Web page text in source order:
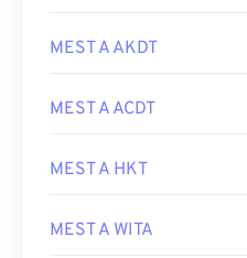
MEST A AKDT
MEST A ACDT
MEST A HKT
MEST A WITA